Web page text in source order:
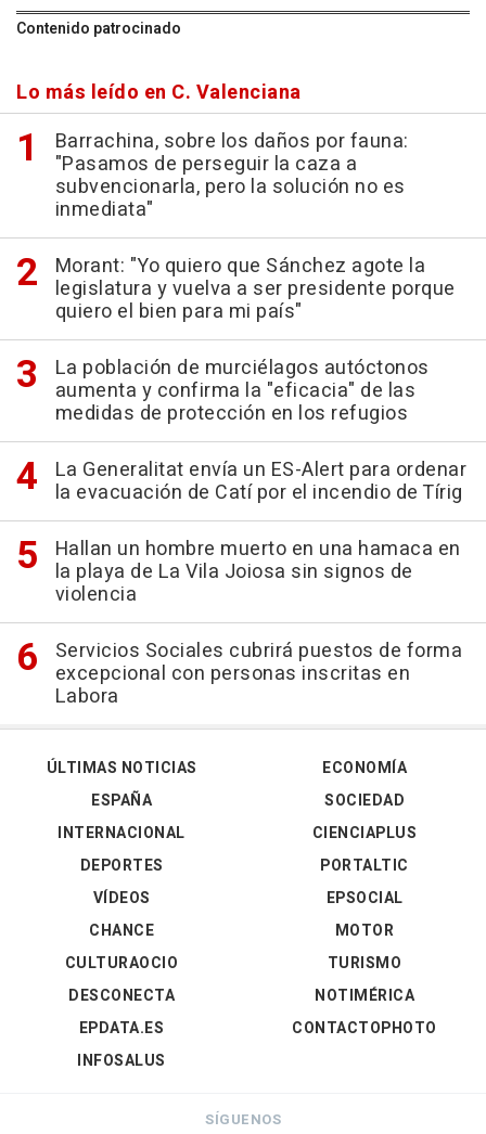
Contenido patrocinado
Lo más leído en C. Valenciana
Barrachina, sobre los daños por fauna:
"Pasamos de perseguir la caza a
subvencionarla, pero la solución no es
inmediata"
Morant: "Yo quiero que Sánchez agote la
legislatura y vuelva a ser presidente porque
quiero el bien para mi país"
La población de murciélagos autóctonos
aumenta y confirma la "eficacia" de las
medidas de protección en los refugios
La Generalitat envía un ES-Alert para ordenar
la evacuación de Catí por el incendio de Tírig
Hallan un hombre muerto en una hamaca en
la playa de La Vila Joiosa sin signos de
violencia
Servicios Sociales cubrirá puestos de forma
excepcional con personas inscritas en
Labora
ÚLTIMAS NOTICIAS
ESPAÑA
INTERNACIONAL
DEPORTES
VÍDEOS
ECONOMÍA
SOCIEDAD
CIENCIAPLUS
PORTALTIC
EPSOCIAL
CHANCE
CULTURAOCIO
DESCONECTA
EPDATA.ES
INFOSALUS
MOTOR
TURISMO
NOTIMÉRICA
CONTACTOPHOTO
SÍGUENOS